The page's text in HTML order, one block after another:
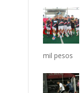
mil pesos